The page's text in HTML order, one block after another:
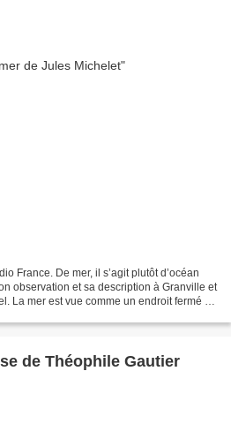
France. De mer, il s’agit plutôt d’océan
observation et sa description à Granville et
La mer est vue comme un endroit fermé et
de Théophile Gautier